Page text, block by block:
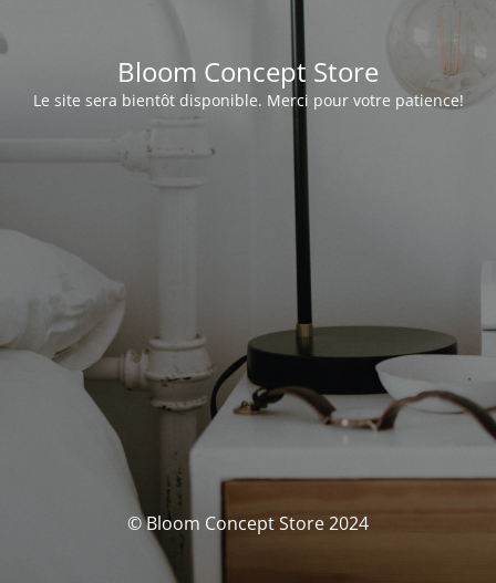
Bloom Concept Store
Le site sera bientôt disponible. Merci pour votre patience!
© Bloom Concept Store 2024